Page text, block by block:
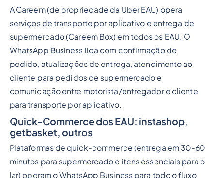
A Careem (de propriedade da Uber EAU) opera
serviços de transporte por aplicativo e entrega de
supermercado (Careem Box) em todos os EAU. O
WhatsApp Business lida com confirmação de
pedido, atualizações de entrega, atendimento ao
cliente para pedidos de supermercado e
comunicação entre motorista/entregador e cliente
para transporte por aplicativo.
Quick-Commerce dos EAU: instashop,
getbasket, outros
Plataformas de quick-commerce (entrega em 30-60
minutos para supermercado e itens essenciais para o
lar) operam o WhatsApp Business para todo o fluxo